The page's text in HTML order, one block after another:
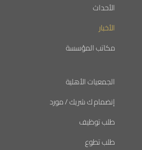
الأحداث
الأخبار
مكاتب المؤسسة
الجمعيات الأهلية
إنضمام ك شريك / مورد
طلب توظيف
طلب تطوع